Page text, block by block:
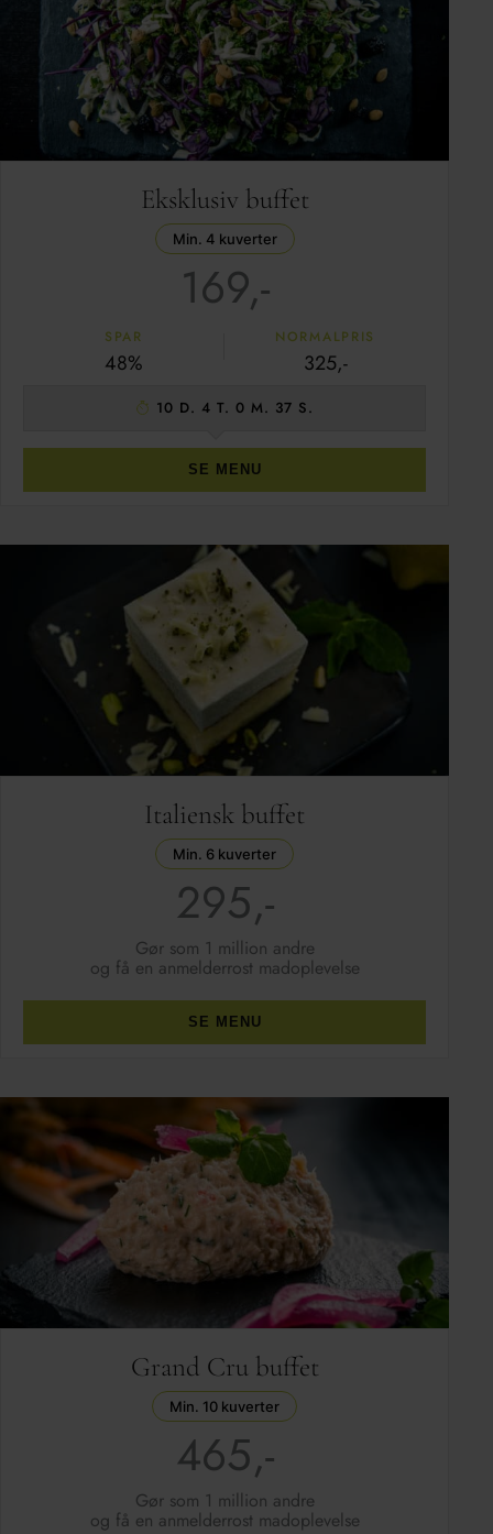
Eksklusiv buffet
Min. 4 kuverter
169,-
SPAR
48%
NORMALPRIS
325,-
10 D. 4 T. 0 M. 36 S.
SE MENU
Italiensk buffet
Min. 6 kuverter
295,-
Gør som 1 million andre
og få en anmelderrost madoplevelse
SE MENU
Grand Cru buffet
Min. 10 kuverter
465,-
Gør som 1 million andre
og få en anmelderrost madoplevelse